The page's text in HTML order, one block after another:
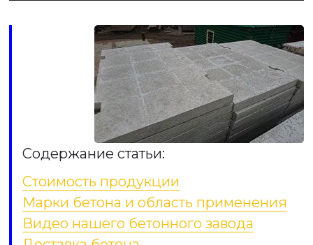
Содержание статьи:
Стоимость продукции
Марки бетона и область применения
Видео нашего бетонного завода